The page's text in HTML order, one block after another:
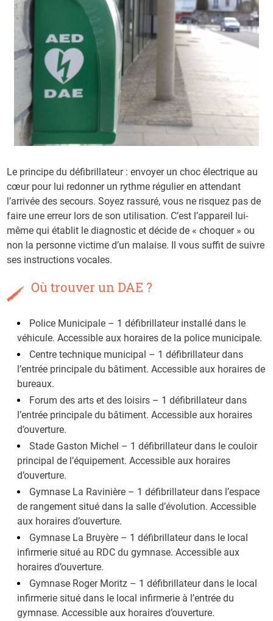
Le principe du défibrillateur : envoyer un choc électrique au
cœur pour lui redonner un rythme régulier en attendant
l’arrivée des secours. Soyez rassuré, vous ne risquez pas de
faire une erreur lors de son utilisation. C’est l’appareil lui-
même qui établit le diagnostic et décide de « choquer » ou
non la personne victime d’un malaise. Il vous suffit de suivre
ses instructions vocales.
Où trouver un DAE ?
Police Municipale – 1 défibrillateur installé dans le
véhicule. Accessible aux horaires de la police municipale.
Centre technique municipal – 1 défibrillateur dans
l’entrée principale du bâtiment. Accessible aux horaires de
bureaux.
Forum des arts et des loisirs – 1 défibrillateur dans
l’entrée principale du bâtiment. Accessible aux horaires
d’ouverture.
Stade Gaston Michel – 1 défibrillateur dans le couloir
principal de l’équipement. Accessible aux horaires
d’ouverture.
Gymnase La Ravinière – 1 défibrillateur dans l’espace
de rangement situé dans la salle d’évolution. Accessible
aux horaires d’ouverture.
Gymnase La Bruyère – 1 défibrillateur dans le local
infirmerie situé au RDC du gymnase. Accessible aux
horaires d’ouverture.
Gymnase Roger Moritz – 1 défibrillateur dans le local
infirmerie situé dans le local infirmerie à l’entrée du
gymnase. Accessible aux horaires d’ouverture.